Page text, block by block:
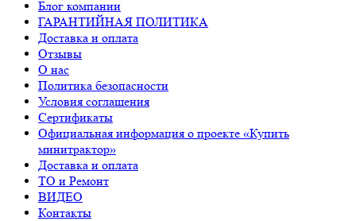
Блог компании
ГАРАНТИЙНАЯ ПОЛИТИКА
Доставка и оплата
Отзывы
О нас
Политика безопасности
Условия соглашения
Сертификаты
Официальная информация о проекте «Купить
минитрактор»
Доставка и оплата
ТО и Ремонт
ВИДЕО
Контакты